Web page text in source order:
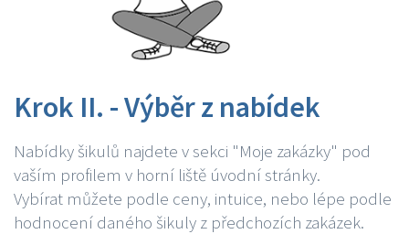
Krok II. - Výběr z nabídek
Nabídky šikulů najdete v sekci "Moje zakázky" pod
vaším profilem v horní liště úvodní stránky.
Vybírat můžete podle ceny, intuice, nebo lépe podle
hodnocení daného šikuly z předchozích zakázek.